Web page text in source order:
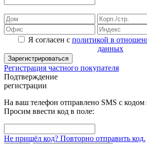
Я согласен с политикой в
данных
Зарегистрироваться
Регистрация частного покупателя
Подтверждение
регистрации
На ваш телефон отправлено SMS с кодом
Просим ввести код в поле:
Не пришёл код? Повторно отправить код.